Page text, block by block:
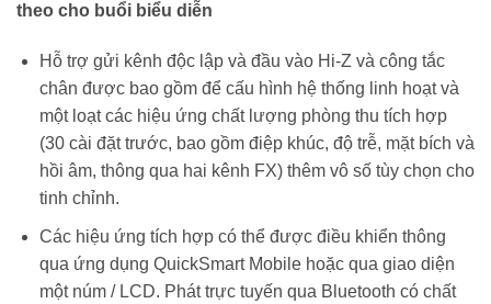
theo cho buổi biểu diễn
Hỗ trợ gửi kênh độc lập và đầu vào Hi-Z và công tắc
chân được bao gồm để cấu hình hệ thống linh hoạt và
một loạt các hiệu ứng chất lượng phòng thu tích hợp
(30 cài đặt trước, bao gồm điệp khúc, độ trễ, mặt bích và
hồi âm, thông qua hai kênh FX) thêm vô số tùy chọn cho
tinh chỉnh.
Các hiệu ứng tích hợp có thể được điều khiển thông
qua ứng dụng QuickSmart Mobile hoặc qua giao diện
một núm / LCD. Phát trực tuyến qua Bluetooth có chất